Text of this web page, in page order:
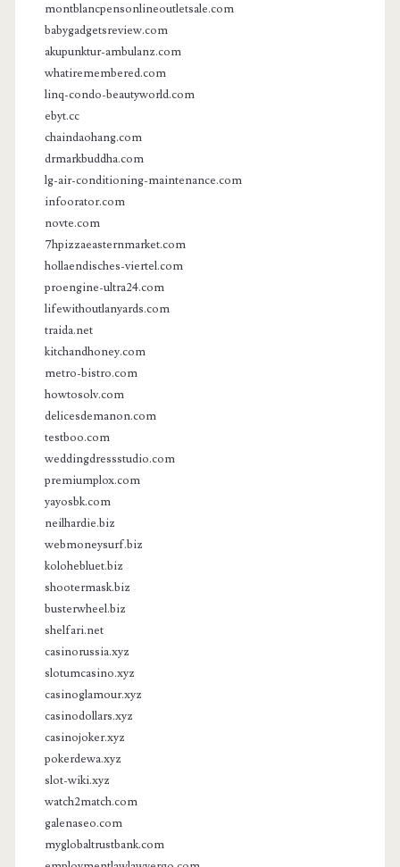
montblancpensonlineoutletsale.com
babygadgetsreview.com
akupunktur-ambulanz.com
whatiremembered.com
linq-condo-beautyworld.com
ebyt.cc
chaindaohang.com
drmarkbuddha.com
lg-air-conditioning-maintenance.com
infoorator.com
novte.com
7hpizzaeasternmarket.com
hollaendisches-viertel.com
proengine-ultra24.com
lifewithoutlanyards.com
traida.net
kitchandhoney.com
metro-bistro.com
howtosolv.com
delicesdemanon.com
testboo.com
weddingdressstudio.com
premiumplox.com
yayosbk.com
neilhardie.biz
webmoneysurf.biz
kolohebluet.biz
shootermask.biz
busterwheel.biz
shelfari.net
casinorussia.xyz
slotumcasino.xyz
casinoglamour.xyz
casinodollars.xyz
casinojoker.xyz
pokerdewa.xyz
slot-wiki.xyz
watch2match.com
galenaseo.com
myglobaltrustbank.com